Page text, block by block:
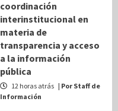
coordinación
interinstitucional en
materia de
transparencia y acceso
a la información
pública
12 horas atrás | Por Staff de
Información